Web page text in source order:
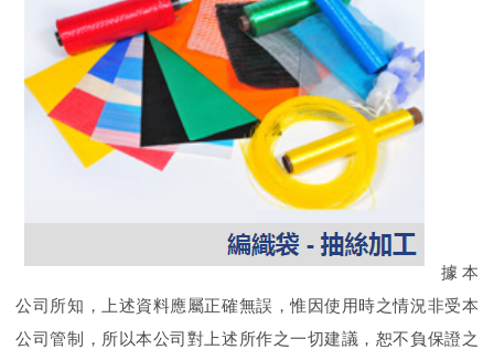
據本
公司所知，上述資料應屬正確無誤，惟因使用時之情況非受本
公司管制，所以本公司對上述所作之一切建議，恕不負保證之